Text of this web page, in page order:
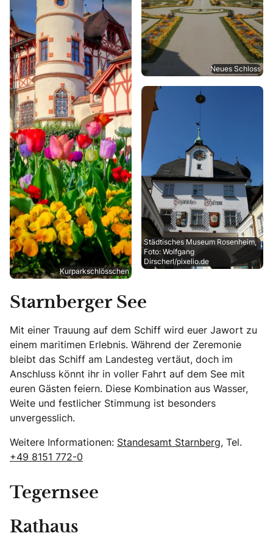
Kurparkschlösschen
Neues Schloss
Städtisches Museum Rosenheim,
Foto: Wolfgang
Dirscherl/pixelio.de
Starnberger See
Mit einer Trauung auf dem Schiff wird euer Jawort zu
einem maritimen Erlebnis. Während der Zeremonie
bleibt das Schiff am Landesteg vertäut, doch im
Anschluss könnt ihr in voller Fahrt auf dem See mit
euren Gästen feiern. Diese Kombination aus Wasser,
Weite und festlicher Stimmung ist besonders
unvergesslich.
Weitere Informationen: Standesamt Starnberg, Tel.
+49 8151 772-0
Tegernsee
Rathaus